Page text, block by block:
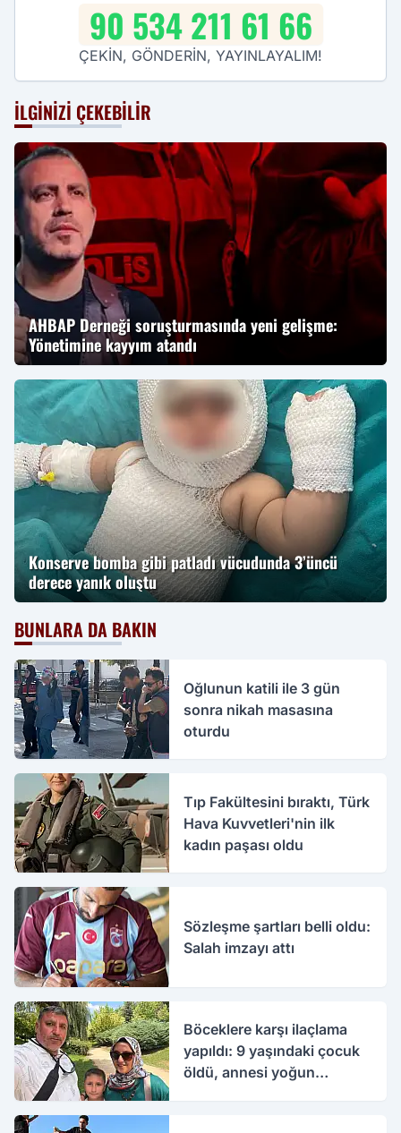
90 534 211 61 66
ÇEKİN, GÖNDERİN, YAYINLAYALIM!
İLGINIZI ÇEKEBILIR
AHBAP Derneği soruşturmasında yeni gelişme:
Yönetimine kayyım atandı
Konserve bomba gibi patladı vücudunda 3’üncü
derece yanık oluştu
BUNLARA DA BAKIN
Oğlunun katili ile 3 gün
sonra nikah masasına
oturdu
Tıp Fakültesini bıraktı, Türk
Hava Kuvvetleri'nin ilk
kadın paşası oldu
Sözleşme şartları belli oldu:
Salah imzayı attı
Böceklere karşı ilaçlama
yapıldı: 9 yaşındaki çocuk
öldü, annesi yoğun